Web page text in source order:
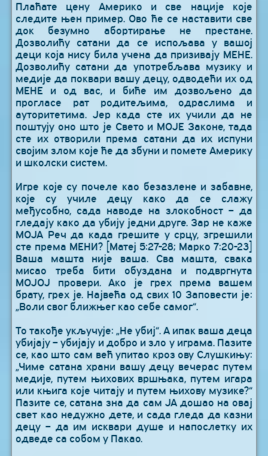
Плаћате цену Америко и све нације које
следите њен пример. Ово ће се наставити све
док безумно абортирање не престане.
Дозволићу сатани да се испољава у вашој
деци која нису била учена да призивају МЕНЕ.
Дозволићу сатани да употребљава музику и
медије да поквари вашу децу, одводећи их од
МЕНЕ и од вас, и биће им дозвољено да
прогласе рат родитељима, одраслима и
ауторитетима. Јер када сте их учили да не
поштују оно што је Свето и МОЈЕ Законе, тада
сте их отворили према сатани да их испуни
својим злом које ће да збуни и помете Америку
и школски систем.
Игре које су почеле као безазлене и забавне,
које су училе децу како да се слажу
међусобно, сада наводе на злокобност – да
гледају како да убију једни друге. Зар не каже
МОЈА Реч да када грешите у срцу, згрешили
сте према МЕНИ? [Матеј 5:27-28; Марко 7:20-23]
Ваша машта није ваша. Сва машта, свака
мисао треба бити обуздана и подвргнута
МОЈОЈ провери. Ако је грех према вашем
брату, грех је. Највећа од свих 10 Заповести је:
„Воли свог ближњег као себе самог“.
То такође укључује: „Не убиј“. А ипак ваша деца
убијају – убијају и добро и зло у играма. Пазите
се, као што сам већ упитао кроз ову Слушкињу:
„Чиме сатана храни вашу децу вечерас путем
медије, путем њихових вршњака, путем игара
или књига које читају и путем њихову музике?“
Пазите се, сатана зна да сам ЈА дошао на овај
свет као недужно дете, и сада гледа да казни
децу – да им исквари душе и напослетку их
одведе са собом у Пакао.